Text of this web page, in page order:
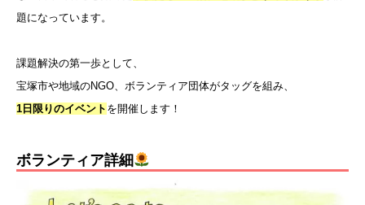
題になっています。
課題解決の第一歩として、
宝塚市や地域のNGO、ボランティア団体がタッグを組み、
1日限りのイベント を開催します！
ボランティア詳細